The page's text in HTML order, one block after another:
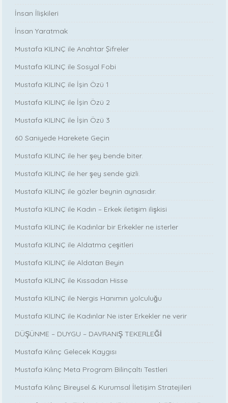
İnsan İlişkileri
İnsan Yaratmak
Mustafa KILINÇ ile Anahtar Şifreler
Mustafa KILINÇ ile Sosyal Fobi
Mustafa KILINÇ ile İşin Özü 1
Mustafa KILINÇ ile İşin Özü 2
Mustafa KILINÇ ile İşin Özü 3
60 Saniyede Harekete Geçin
Mustafa KILINÇ ile her şey bende biter.
Mustafa KILINÇ ile her şey sende gizli.
Mustafa KILINÇ ile gözler beynin aynasıdır.
Mustafa KILINÇ ile Kadın – Erkek iletişim ilişkisi
Mustafa KILINÇ ile Kadınlar bir Erkekler ne isterler
Mustafa KILINÇ ile Aldatma çeşitleri
Mustafa KILINÇ ile Aldatan Beyin
Mustafa KILINÇ ile Kıssadan Hisse
Mustafa KILINÇ ile Nergis Hanımın yolculuğu
Mustafa KILINÇ ile Kadınlar Ne ister Erkekler ne verir
DÜŞÜNME – DUYGU – DAVRANIŞ TEKERLEĞİ
Mustafa Kılınç Gelecek Kaygısı
Mustafa Kılınç Meta Program Bilinçaltı Testleri
Mustafa Kılınç Bireysel & Kurumsal İletişim Stratejileri